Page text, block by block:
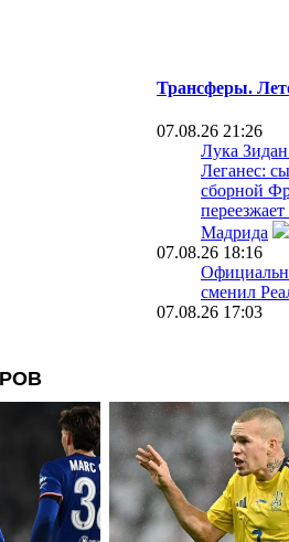
Трансферы.
07.08.26 21:26
Лука
Леганес:
сборной
Мадрида
07.08.26 18:16
сменил
07.08.26 17:03
Ювентус
команды
07.08.26 15:33
Сити
Родри